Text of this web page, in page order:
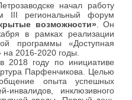
начал работу
III региональный форум
возможности» . Он
в рамках реализации
программы «Доступная
на 2016-2020 годы.
2018 году по инициативе
Парфенчикова. Целью
опыта успешных
инвалидов, инклюзивного